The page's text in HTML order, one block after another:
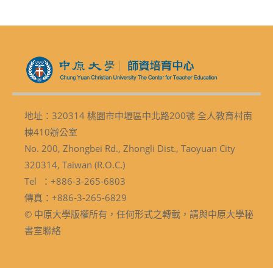
地址：320314 桃園市中壢區中北路200號 全人教育村南
棟410辦公室
No. 200, Zhongbei Rd., Zhongli Dist., Taoyuan City
320314, Taiwan (R.O.C.)
Tel ：+886-3-265-6803
傳真：+886-3-265-6829
© 中原大學版權所有，任何形式之轉載，請與中原大學秘
書室聯絡